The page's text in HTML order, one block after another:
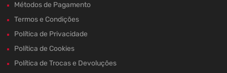
Métodos de Pagamento
Termos e Condições
Política de Privacidade
Política de Cookies
Política de Trocas e Devoluções